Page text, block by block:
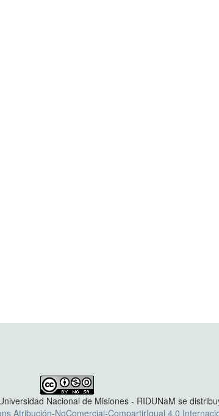
Nacional de Misiones - RIDUNaM se
Atribución-NoComercial-CompartirIgual 4.0